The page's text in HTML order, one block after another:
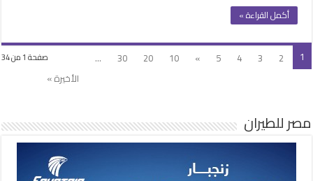
أكمل القراءة »
صفحة 1 من 34 1
2
3
4
5
»
10
20
30
...
الأخيرة »
مصر للطيران